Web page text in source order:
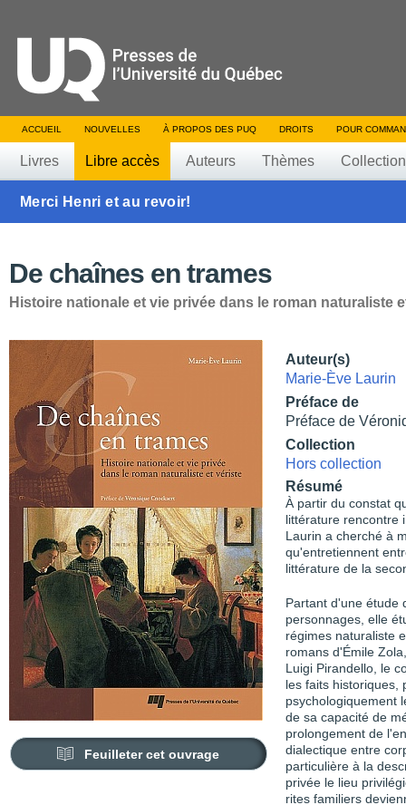
ACCUEIL NOUVELLES À PROPOS DES PUQ DROITS POUR
Livres Libre accès Auteurs Thèmes
Merci Henri et au revoir!
De chaînes en trames
Histoire nationale et vie privée dans le roman naturaliste
Feuilleter cet ouvrage
Auteur(s)
Marie-Ève Laurin
Préface de
Préface de
Collection
Hors collection
Résumé
À partir du constat
littérature rencontre
Laurin a cherché à
qu'entretiennent
littérature de la
Partant d'une étude
personnages, elle
régimes naturaliste
romans d'Émile
Luigi Pirandello, le
les faits historiques,
psychologiquement
de sa capacité de
prolongement de
dialectique entre
particulière à la
privée le lieu
rites familiers